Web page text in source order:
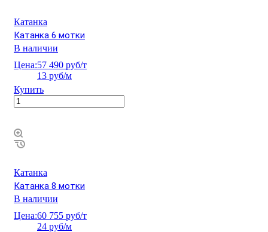
Катанка
Катанка 6 мотки
В наличии
Цена:57 490 руб/т
13 руб/м
Купить
Катанка
Катанка 8 мотки
В наличии
Цена:60 755 руб/т
24 руб/м